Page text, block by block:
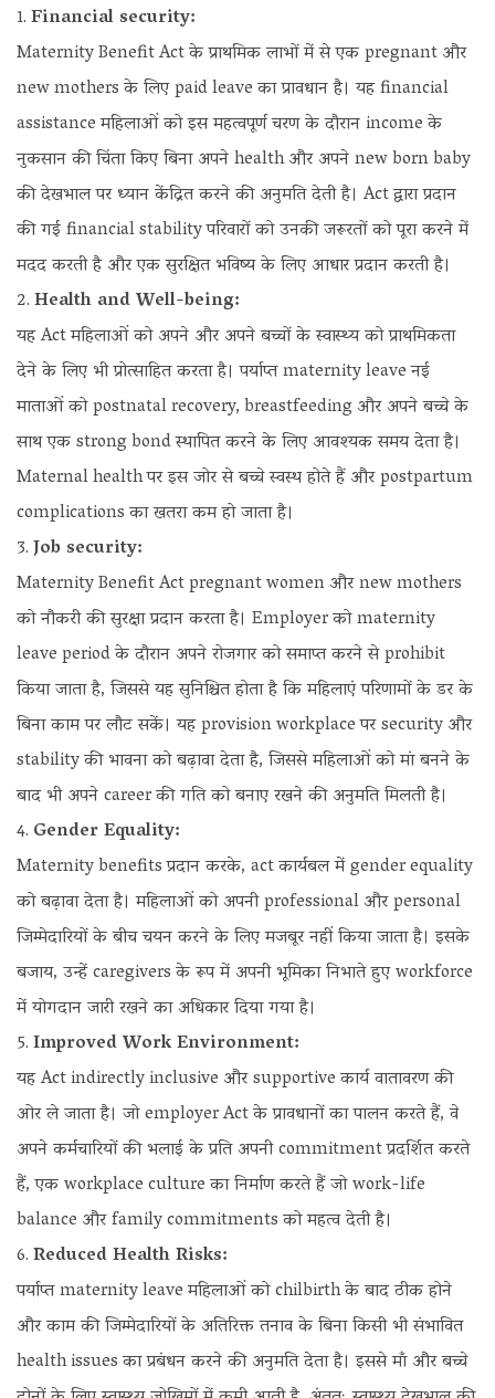
Financial security:
Maternity Benefit Act के प्राथमिक लाभों में से एक pregnant और
new mothers के लिए paid leave का प्रावधान है। यह financial
assistance महिलाओं को इस महत्वपूर्ण चरण के दौरान income के
नुकसान की चिंता किए बिना अपने health और अपने new born baby
की देखभाल पर ध्यान केंद्रित करने की अनुमति देती है। Act द्वारा प्रदान
की गई financial stability परिवारों को उनकी जरूरतों को पूरा करने में
मदद करती है और एक सुरक्षित भविष्य के लिए आधार प्रदान करती है।
Health and Well-being:
यह Act महिलाओं को अपने और अपने बच्चों के स्वास्थ्य को प्राथमिकता
देने के लिए भी प्रोत्साहित करता है। पर्याप्त maternity leave नई
माताओं को postnatal recovery, breastfeeding और अपने बच्चे के
साथ एक strong bond स्थापित करने के लिए आवश्यक समय देता है।
Maternal health पर इस जोर से बच्चे स्वस्थ होते हैं और postpartum
complications का खतरा कम हो जाता है।
Job security:
Maternity Benefit Act pregnant women और new mothers
को नौकरी की सुरक्षा प्रदान करता है। Employer को maternity
leave period के दौरान अपने रोजगार को समाप्त करने से prohibit
किया जाता है, जिससे यह सुनिश्चित होता है कि महिलाएं परिणामों के डर के
बिना काम पर लौट सकें। यह provision workplace पर security और
stability की भावना को बढ़ावा देता है, जिससे महिलाओं को मां बनने के
बाद भी अपने career की गति को बनाए रखने की अनुमति मिलती है।
Gender Equality:
Maternity benefits प्रदान करके, act कार्यबल में gender equality
को बढ़ावा देता है। महिलाओं को अपनी professional और personal
जिम्मेदारियों के बीच चयन करने के लिए मजबूर नहीं किया जाता है। इसके
बजाय, उन्हें caregivers के रूप में अपनी भूमिका निभाते हुए workforce
में योगदान जारी रखने का अधिकार दिया गया है।
Improved Work Environment:
यह Act indirectly inclusive और supportive कार्य वातावरण की
ओर ले जाता है। जो employer Act के प्रावधानों का पालन करते हैं, वे
अपने कर्मचारियों की भलाई के प्रति अपनी commitment प्रदर्शित करते
हैं, एक workplace culture का निर्माण करते हैं जो work-life
balance और family commitments को महत्व देती है।
Reduced Health Risks:
पर्याप्त maternity leave महिलाओं को chilbirth के बाद ठीक होने
और काम की जिम्मेदारियों के अतिरिक्त तनाव के बिना किसी भी संभावित
health issues का प्रबंधन करने की अनुमति देता है। इससे माँ और बच्चे